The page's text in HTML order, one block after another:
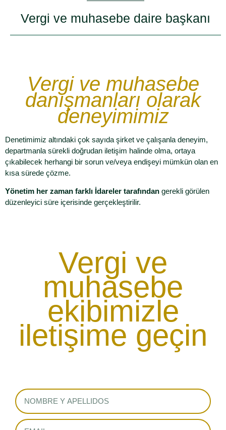
Vergi ve muhasebe daire başkanı
Vergi ve muhasebe
danışmanları olarak
deneyimimiz
Denetimimiz altındaki çok sayıda şirket ve çalışanla deneyim,
departmanla sürekli doğrudan iletişim halinde olma, ortaya
çıkabilecek herhangi bir sorun ve/veya endişeyi mümkün olan en
kısa sürede çözme.
Yönetim her zaman farklı İdareler tarafından gerekli görülen
düzenleyici süre içerisinde gerçekleştirilir.
Vergi ve
muhasebe
ekibimizle
iletişime geçin